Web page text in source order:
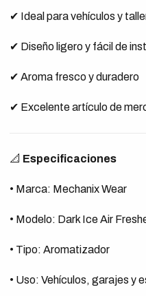
✔ Ideal para vehículos y
✔ Diseño ligero y fácil de
✔ Aroma fresco y duradero
✔ Excelente artículo de
📐 Especificaciones
• Marca: Mechanix Wear
• Modelo: Dark Ice Air
• Tipo: Aromatizador
• Uso: Vehículos, garajes y